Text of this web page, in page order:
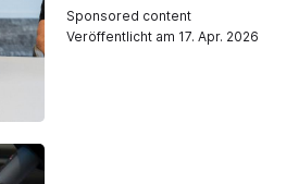
Sponsored content
Veröffentlicht am 17. Apr. 2026